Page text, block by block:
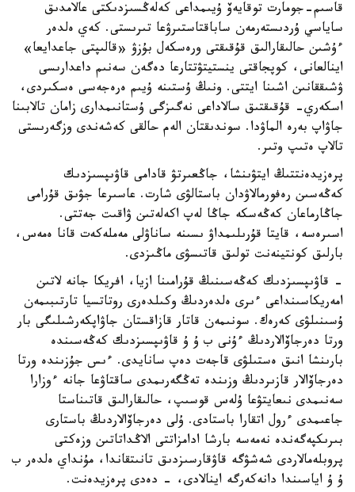
قاسىم-جومارت توقايەۆ ۇيىمداعى كەلەڭسىزدىكتى عالامدىق
ساياسي ۇردىستەرمەن ساباقتاستىرۋعا تىرىستى. كەي ەلدەر
ءۇشىن حالىقارالىق قۇقىقتى ورەسكەل بۇزۋ «قالىپتى جاعدايعا»
اينالعانى، كوپجاقتى ينستيتۋتتارعا دەگەن سەنىم داعدارىسى
ۋشىققانىن اشىنا ايتتى. ونىڭ ۇستىنە ۇيىم ەرەجەسى ەسكىردى،
اسكەري- قۇقىقتىق سالاداعى نەگىزگى ۇستانىمدارى زامان تالابىنا
جاۋاپ بەرە الماۋدا. سوندىقتان الەم حالقى كەشەندى وزگەرىستى
تالاپ ەتىپ وتىر.
پرەزيدەنتتىڭ ايتۋىنشا، جاڭعىرتۋ قادامى قاۋىپسىزدىك
كەڭەسىن رەفورمالاۋدان باستالۋى شارت. عاسىرعا جۋىق قۇرامى
جاڭارماعان كەڭەسكە جاڭا لەپ اكەلەتىن ۋاقىت جەتتى.
اسىرەسە، قايتا قۇرىلىمداۋ ىسىنە ساناۋلى مەملەكەت قانا ەمەس،
بارلىق كونتينەنت تولىق قاتىسۋى ماڭىزدى.
- قاۋىپسىزدىك كەڭەسىنىڭ قۇرامىنا ازيا، افريكا جانە لاتىن
امەريكاسىنداعى ءىرى ەلدەردىڭ وكىلدەرى روتاتسيا تارتىبىمەن
ۇسىنىلۋى كەرەك. سونىمەن قاتار قازاقستان جاۋاپكەرشىلىگى بار
ورتا دەرجاۆالاردىڭ ءۇنى ب ۇ ۇ قاۋىپسىزدىك كەڭەسىندە
بارىنشا انىق ەستىلۋى قاجەت دەپ سانايدى. ءىس جۇزىندە ورتا
دەرجاۆالار قازىردىڭ وزىندە تەڭگەرىمدى ساقتاۋعا جانە ءوزارا
سەنىمدى نىعايتۋعا ۇلەس قوسىپ، حالىقارالىق قاتىناستا
جاعىمدى ءرول اتقارا باستادى. ۇلى دەرجاۆالاردىڭ باستارى
بىرىكپەگەندە نەمەسە بارشا ادامزاتتى الاڭداتاتىن وزەكتى
پروبلەمالاردى شەشۋگە قاۋقارسىزدىق تانىتقاندا، مۇنداي ەلدەر ب
ۇ ۇ اياسىندا دانەكەرگە اينالادى، - دەدى پرەزيدەنت.